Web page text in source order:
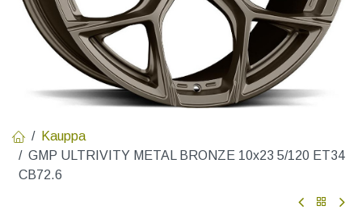
Kauppa
GMP ULTRIVITY METAL BRONZE 10x23 5/120 ET34
CB72.6